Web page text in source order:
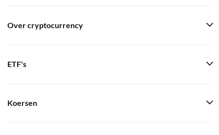
Over cryptocurrency
ETF's
Koersen